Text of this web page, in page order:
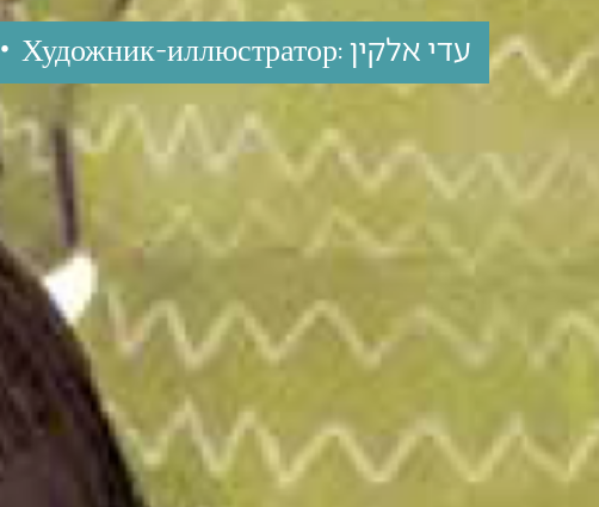
לאה נאור •Художник-иллюстратор:עדי אלקין